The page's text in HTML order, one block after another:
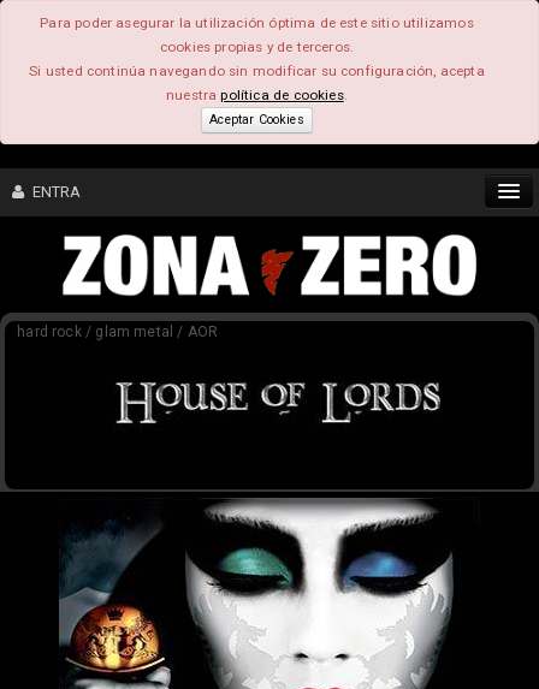
Para poder asegurar la utilización óptima de este sitio utilizamos
cookies propias y de terceros.
Si usted continúa navegando sin modificar su configuración, acepta
nuestrapolítica de cookies.
Aceptar Cookies
ENTRA
CONTENIDO
COMUNIDAD
FEEEDBACK
hard rock / glam metal / AOR